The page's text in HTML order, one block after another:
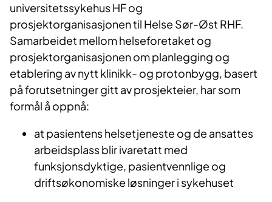
universitetssykehus HF og
prosjektorganisasjonen til Helse Sør-Øst RHF.
Samarbeidet mellom helseforetaket og
prosjektorganisasjonen om planlegging og
etablering av nytt klinikk- og protonbygg, basert
på forutsetninger gitt av prosjekteier, har som
formål å oppnå:
at pasientens helsetjeneste og de ansattes
arbeidsplass blir ivaretatt med
funksjonsdyktige, pasientvennlige og
driftsøkonomiske løsninger i sykehuset